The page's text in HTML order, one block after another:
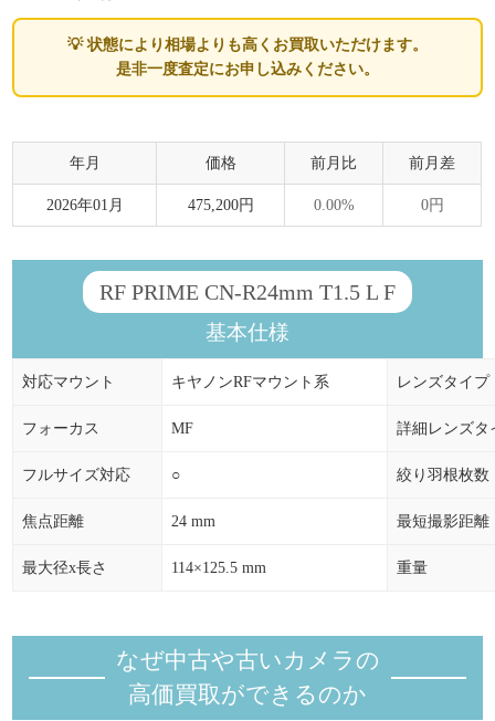
💡 状態により相場よりも高くお買取いただけます。
是非一度査定にお申し込みください。
年月 価格 前月比 前月差
2026年01月 475,200円 0.00% 0円
RF PRIME CN-R24mm T1.5 L F
基本仕様
対応マウント キヤノンRFマウント系 レンズタイプ
フォーカス MF 詳細レンズタ
フルサイズ対応 ○ 絞り羽根枚数
焦点距離 24 mm 最短撮影距離
最大径x長さ 114×125.5 mm 重量
なぜ中古や古いカメラの
高価買取ができるのか